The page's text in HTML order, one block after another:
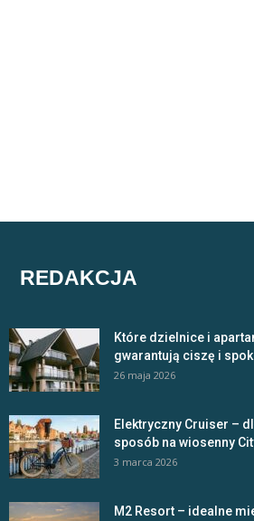
REDAKCJA
Które dzielnice i
gwarantują ciszę i
26 maja 2026
Elektryczny Cruiser –
sposób na wiosenny
3 marca 2026
M2 Resort – idealne